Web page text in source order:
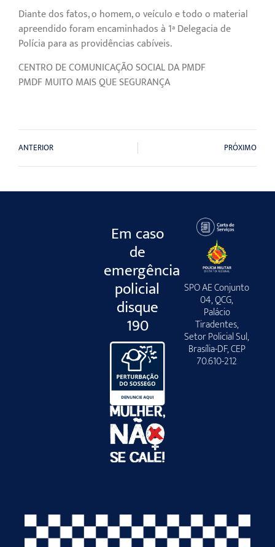
Diante dos fatos, o homem, o veículo e todo o material
apreendido foram encaminhados à 1ª Delegacia de
Polícia para as providências cabíveis.
CENTRO DE COMUNICAÇÃO SOCIAL DA PMDF
PMDF MUITO MAIS QUE SEGURANÇA
ANTERIOR PRÓXIMO
Em caso
de
emergência
policial
disque
190
SPO AE Conjunto
04, QCG,
Palácio
Tiradentes,
Setor Policial Sul,
Brasília-DF, CEP
70.610-212